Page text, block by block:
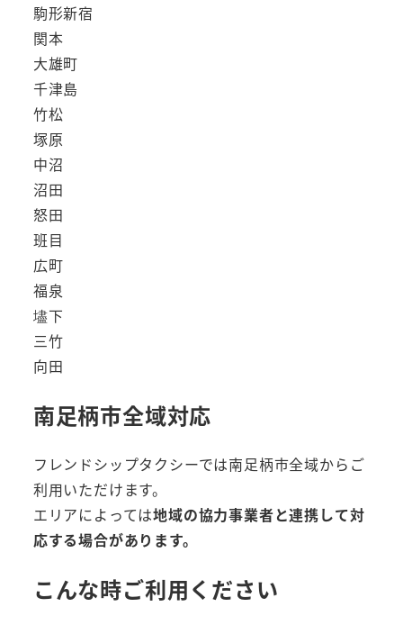
駒形新宿
関本
大雄町
千津島
竹松
塚原
中沼
沼田
怒田
班目
広町
福泉
壗下
三竹
向田
南足柄市全域対応
フレンドシップタクシーでは南足柄市全域からご
利用いただけます。
エリアによっては地域の協力事業者と連携して対
応する場合があります。
こんな時ご利用ください